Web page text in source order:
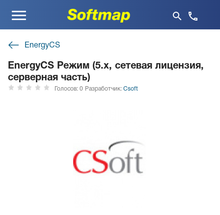
Меню
EnergyCS
EnergyCS Режим (5.x, cетевая лицензия,
серверная часть)
Голосов: 0 Разработчик: Csoft